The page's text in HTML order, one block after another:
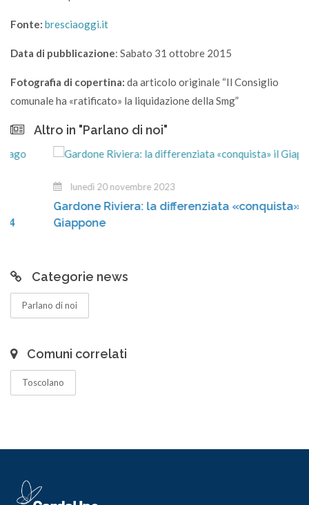
Fonte: bresciaoggi.it
Data di pubblicazione: Sabato 31 ottobre 2015
Fotografia di copertina: da articolo originale “Il Consiglio
comunale ha «ratificato» la liquidazione della Smg”
Altro in "Parlano di noi"
lunedì 20 novembre 2023
Gardone Riviera: la differenziata «conquista» il
Giappone
Categorie news
Parlano di noi
Comuni correlati
Toscolano